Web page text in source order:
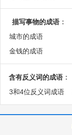
描写事物的成语 ：
城市的成语
金钱的成语
含有反义词的成语 ：
3和4位反义词成语